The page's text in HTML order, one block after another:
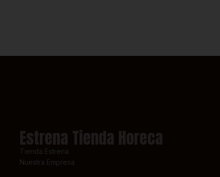
Estrena Tienda Horeca
Tienda Estrena
Nuestra Empresa